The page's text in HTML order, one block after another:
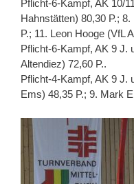
Pflicht-6-Kampf, AK 10/
Hahnstätten) 80,30 P.;
P.; 11. Leon Hooge (VfL
Pflicht-6-Kampf, AK 9 J.
Altendiez) 72,60 P..
Pflicht-4-Kampf, AK 9 J.
Ems) 48,35 P.; 9. Mark